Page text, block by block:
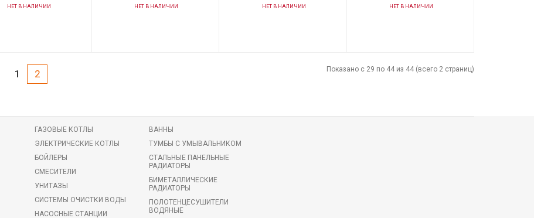
НЕТ В НАЛИЧИИ НЕТ В НАЛИЧИИ НЕТ В НАЛИЧИИ НЕТ В НАЛИЧИИ
1 2 Показано с 29 по 44 из 44 (всего 2 страниц)
ГАЗОВЫЕ КОТЛЫ
ЭЛЕКТРИЧЕСКИЕ КОТЛЫ
БОЙЛЕРЫ
СМЕСИТЕЛИ
УНИТАЗЫ
СИСТЕМЫ ОЧИСТКИ ВОДЫ
НАСОСНЫЕ СТАНЦИИ
ВАННЫ
ТУМБЫ С УМЫВАЛЬНИКОМ
СТАЛЬНЫЕ ПАНЕЛЬНЫЕ
РАДИАТОРЫ
БИМЕТАЛЛИЧЕСКИЕ
РАДИАТОРЫ
ПОЛОТЕНЦЕСУШИТЕЛИ
ВОДЯНЫЕ